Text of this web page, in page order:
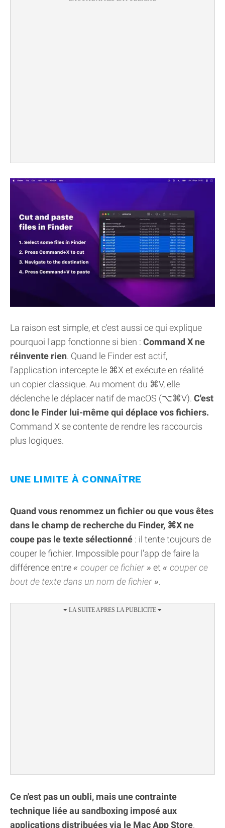
La raison est simple, et c'est aussi ce qui explique
pourquoi l'app fonctionne si bien : Command X ne
réinvente rien. Quand le Finder est actif,
l'application intercepte le ⌘X et exécute en réalité
un copier classique. Au moment du ⌘V, elle
déclenche le déplacer natif de macOS (⌥⌘V). C'est
donc le Finder lui-même qui déplace vos fichiers.
Command X se contente de rendre les raccourcis
plus logiques.
UNE LIMITE À CONNAÎTRE
Quand vous renommez un fichier ou que vous êtes
dans le champ de recherche du Finder, ⌘X ne
coupe pas le texte sélectionné : il tente toujours de
couper le fichier. Impossible pour l'app de faire la
différence entre
couper ce fichier et
couper ce
bout de texte dans un nom de fichier
.
Ce n'est pas un oubli, mais une contrainte
technique liée au sandboxing imposé aux
applications distribuées via le Mac App Store.